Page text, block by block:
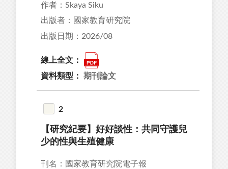
作者：Skaya Siku
出版者：國家教育研究院
出版日期：2026/08
線上全文：
資料類型： 期刊論文
2
【研究紀要】好好談性：共同守護兒
少的性與生殖健康
刊名：國家教育研究院電子報